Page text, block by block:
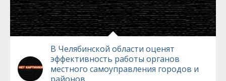
В Челябинской области оценят
эффективность работы органов
местного самоуправления городов и